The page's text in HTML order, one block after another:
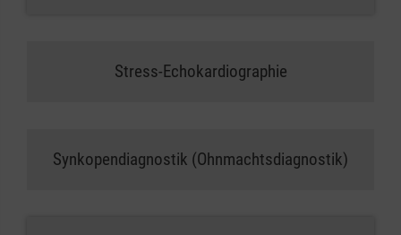
Stress-Echokardiographie
Synkopendiagnostik (Ohnmachtsdiagnostik)